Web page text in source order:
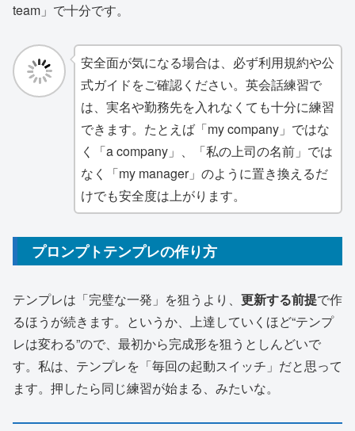
team」で十分です。
安全面が気になる場合は、必ず利用規約や公
式ガイドをご確認ください。英会話練習で
は、実名や勤務先を入れなくても十分に練習
できます。たとえば「my company」ではな
く「a company」、「私の上司の名前」では
なく「my manager」のように置き換えるだ
けでも安全度は上がります。
プロンプトテンプレの作り方
テンプレは「完璧な一発」を狙うより、 更新する前提で作
るほうが続きます。というか、上達していくほど“テンプ
レは変わる”ので、最初から完成形を狙うとしんどいで
す。私は、テンプレを「毎回の起動スイッチ」だと思って
ます。押したら同じ練習が始まる、みたいな。